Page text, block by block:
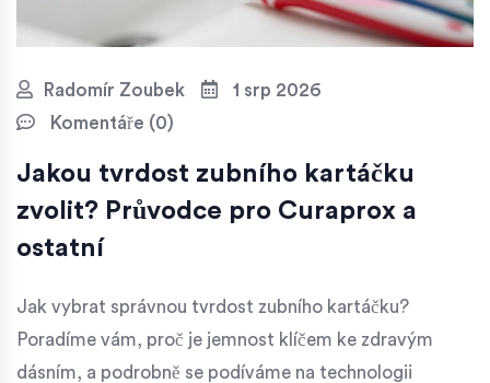
Radomír Zoubek
1 srp 2026
Komentáře (0)
Jakou tvrdost zubního kartáčku
zvolit? Průvodce pro Curaprox a
ostatní
Jak vybrat správnou tvrdost zubního kartáčku?
Poradíme vám, proč je jemnost klíčem ke zdravým
dásním, a podrobně se podíváme na technologii